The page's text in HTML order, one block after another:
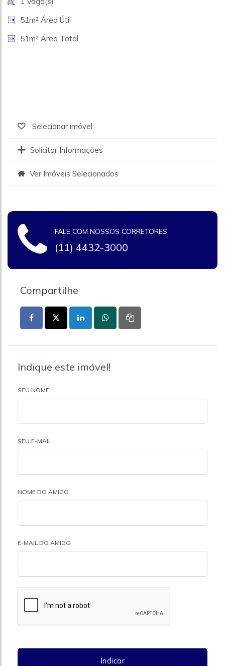
51m² Área Útil
51m² Área Total
Selecionar imóvel
Solicitar Informações
Ver Imóveis Selecionados
FALE COM NOSSOS CORRETORES
(11) 4432-3000
Compartilhe
Indique este imóvel!
SEU NOME
SEU E-MAIL
NOME DO AMIGO
E-MAIL DO AMIGO
Indicar